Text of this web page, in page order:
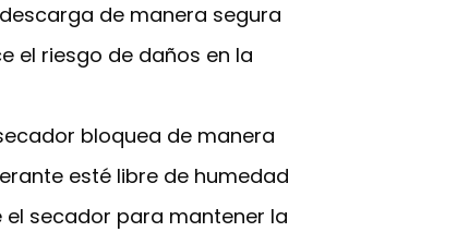
de manera segura
el riesgo de daños en la
bloquea de manera
esté libre de humedad
secador para mantener la